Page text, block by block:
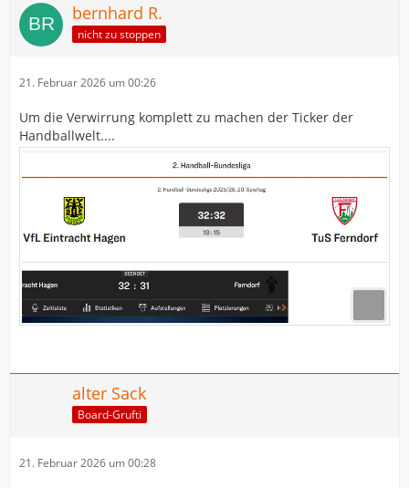
bernhard R.
nicht zu stoppen
21. Februar 2026 um 00:26
Um die Verwirrung komplett zu machen der Ticker der
Handballwelt....
alter Sack
Board-Grufti
21. Februar 2026 um 00:28